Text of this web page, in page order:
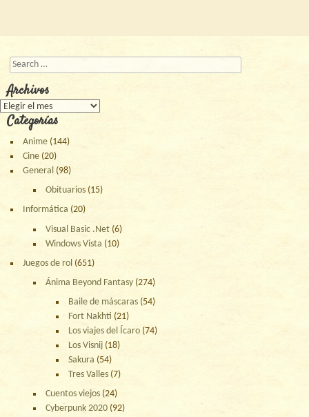
Buscar
Archivos
Archivos
Categorías
Anime (144)
Cine (20)
General (98)
Obituarios (15)
Informática (20)
Visual Basic .Net (6)
Windows Vista (10)
Juegos de rol (651)
Ánima Beyond Fantasy (274)
Baile de máscaras (54)
Fort Nakhti (21)
Los viajes del Ícaro (74)
Los Visnij (18)
Sakura (54)
Tres Valles (7)
Cuentos viejos (24)
Cyberpunk 2020 (92)